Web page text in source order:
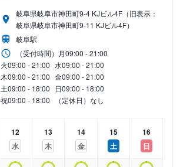
岐阜県岐阜市神田町9-4 KJビル4F（旧表示：
岐阜県岐阜市神田町9-11 KJビル4F）
岐阜駅
（受付時間） 月09:00 - 21:00
火09:00 - 21:00 水09:00 - 21:00
木09:00 - 21:00 金09:00 - 21:00
土09:00 - 18:00 日09:00 - 18:00
祝09:00 - 18:00 （定休日）なし
12
水
13
木
14
金
15
土
16
日